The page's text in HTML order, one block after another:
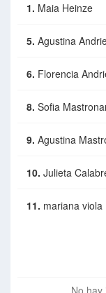
1. Maia Heinze
5. Agustina
6. Florencia
8. Sofia
9. Agustina
10. Julieta
11. mariana viola
No